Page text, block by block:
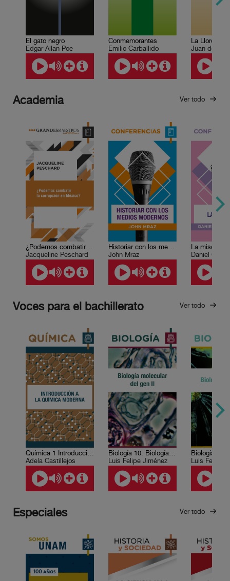
El gato negro
Edgar Allan Poe
Conmemorantes
Emilio Carballido
La Llorona
Academia Ver todo
¿Podemos combatir la corrupción en México?
Jacqueline Peschard
Historiar con los medios modernos
John Mraz
La misoginia
Daniel Cazés
Voces para el bachillerato Ver todo
Química 1 Introducción a la química moderna
Adela Castillejos
Biología 10. Biología molecular del gen II
Luis Felipe Jiménez
Luis Felipe
Especiales Ver todo